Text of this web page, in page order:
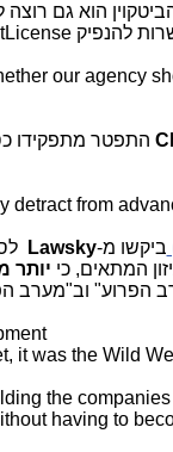
הוא גם
להנפיק
our agency
התפטר מתפקידו
from
ביקשו מ-Lawsky
המתאים, כי יותר
הפרוע" וב"מערב
it was the Wild
the
having to